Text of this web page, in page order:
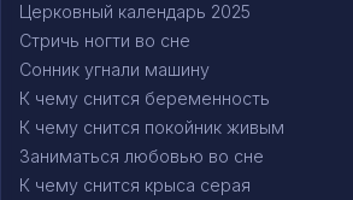
Церковный календарь 2025
Стричь ногти во сне
Сонник угнали машину
К чему снится беременность
К чему снится покойник живым
Заниматься любовью во сне
К чему снится крыса серая